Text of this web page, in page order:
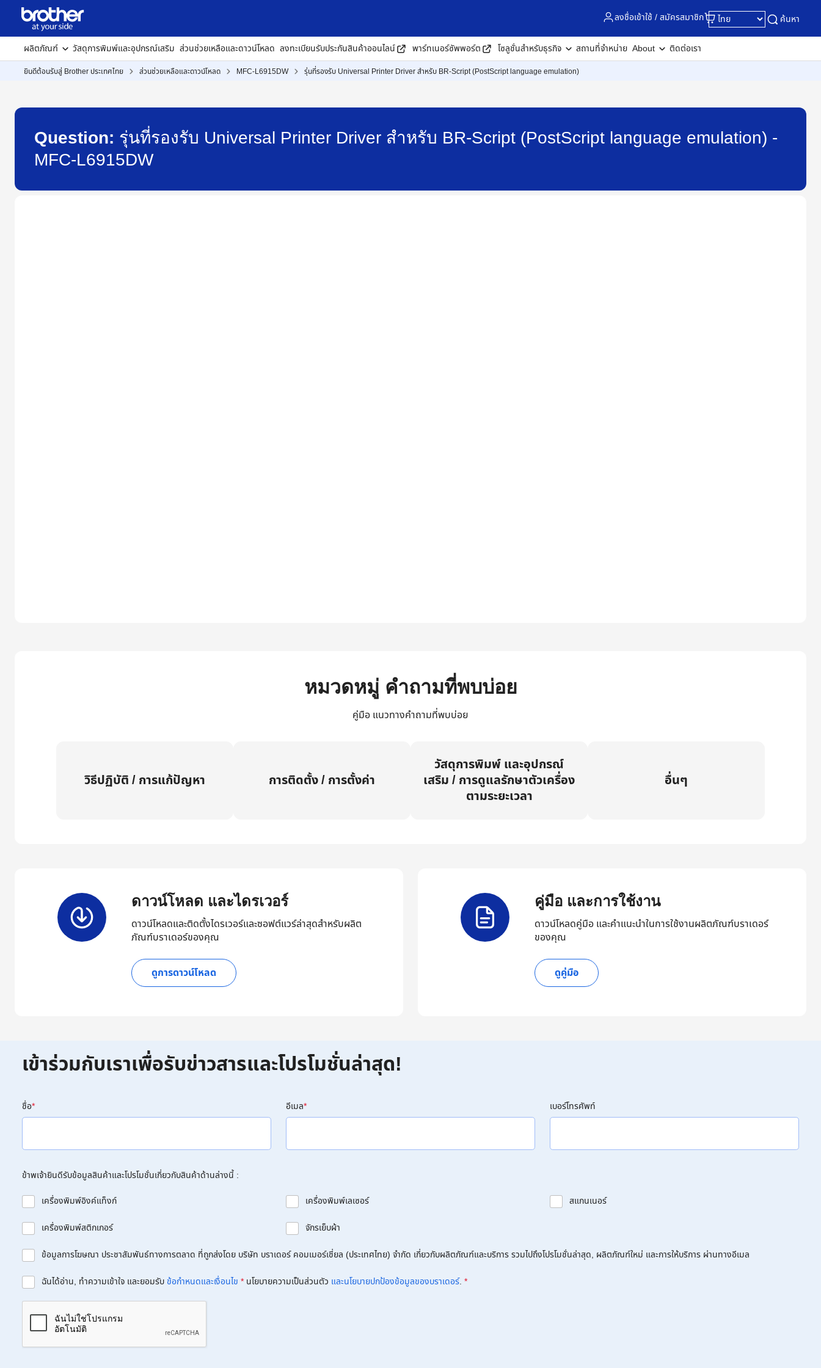
ลงชื่อเข้าใช้ / สมัครสมาชิก ค้นหา
ผลิตภัณฑ์ วัสดุการพิมพ์และอุปกรณ์เสริม ส่วนช่วยเหลือและดาวน์โหลด ลงทะเบียนรับประกันสินค้าออนไลน์ พาร์ทเนอร์ซัพพอร์ต โซลูชั่นสำหรับธุรกิจ สถานที่จำหน่าย About ติดต่อเรา
ยินดีต้อนรับสู่ Brother ประเทศไทย ส่วนช่วยเหลือและดาวน์โหลด MFC-L6915DW รุ่นที่รองรับ Universal Printer Driver สำหรับ BR-Script (PostScript language emulation)
Question: รุ่นที่รองรับ Universal Printer Driver สำหรับ BR-Script (PostScript language emulation) -
MFC-L6915DW
หมวดหมู่ คำถามที่พบบ่อย
คู่มือ แนวทางคำถามที่พบบ่อย
วิธีปฏิบัติ / การแก้ปัญหา การติดตั้ง / การตั้งค่า
วัสดุการพิมพ์ และอุปกรณ์
เสริม / การดูแลรักษาตัวเครื่อง
ตามระยะเวลา
อื่นๆ
ดาวน์โหลด และไดรเวอร์
ดาวน์โหลดและติดตั้งไดรเวอร์และซอฟต์แวร์ล่าสุดสำหรับผลิต
ภัณฑ์บราเดอร์ของคุณ
ดูการดาวน์โหลด
คู่มือ และการใช้งาน
ดาวน์โหลดคู่มือ และคำแนะนำในการใช้งานผลิตภัณฑ์บราเดอร์
ของคุณ
ดูคู่มือ
เข้าร่วมกับเราเพื่อรับข่าวสารและโปรโมชั่นล่าสุด!
ชื่อ* อีเมล* เบอร์โทรศัพท์
ข้าพเจ้ายินดีรับข้อมูลสินค้าและโปรโมชั่นเกี่ยวกับสินค้าด้านล่างนี้ :
เครื่องพิมพ์อิงค์แท็งก์
เครื่องพิมพ์เลเซอร์ สแกนเนอร์
เครื่องพิมพ์สติกเกอร์ จักรเย็บผ้า
ข้อมูลการโฆษณา ประชาสัมพันธ์ทางการตลาด ที่ถูกส่งโดย บริษัท บราเดอร์ คอมเมอร์เชี่ยล (ประเทศไทย) จำกัด เกี่ยวกับผลิตภัณฑ์และบริการ รวมไปถึงโปรโมชั่นล่าสุด, ผลิตภัณฑ์ใหม่ และการให้บริการ ผ่านทางอีเมล
ฉันได้อ่าน, ทำความเข้าใจ และยอมรับข้อกำหนดและเงื่อนไข * นโยบายความเป็นส่วนตัว และนโยบายปกป้องข้อมูลของบราเดอร์. *